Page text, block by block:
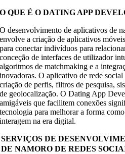
O QUE É O DATING APP
O desenvolvimento de aplicativos de
envolve a criação de aplicativos
para conectar indivíduos para
conceção de interfaces de utilizador
algoritmos de matchmaking e a
inovadoras. O aplicativo de rede
criação de perfis, filtros de pesquisa,
de geolocalização. O Dating App
amigáveis que facilitem conexões
tecnologia para melhorar a forma
interagem na era digital.
SERVIÇOS DE
DE NAMORO DE REDES